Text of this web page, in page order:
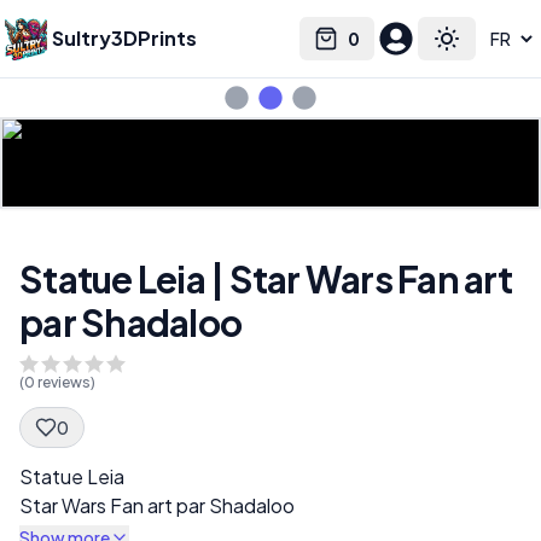
Sultry3DPrints 0
Cart Toggle
Select language
Statue Leia | Star Wars Fan art
par Shadaloo
(0 reviews)
0
Spec Description
Statue Leia
Star Wars Fan art par Shadaloo